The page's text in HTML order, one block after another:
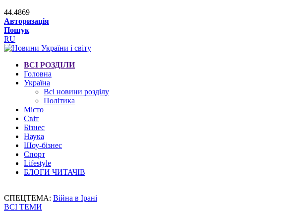
44.4869
Авторизація
Пошук
RU
ВСІ РОЗДІЛИ
Головна
Україна
Всі новини розділу
Політика
Місто
Світ
Бізнес
Наука
Шоу-бізнес
Спорт
Lifestyle
БЛОГИ ЧИТАЧІВ
СПЕЦТЕМА: Війна в Ірані
ВСІ ТЕМИ